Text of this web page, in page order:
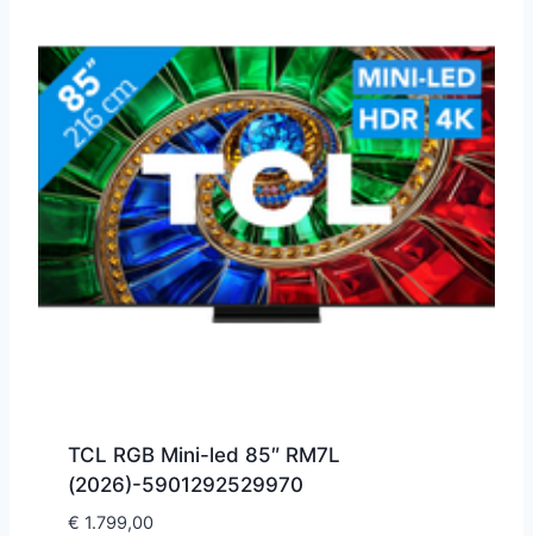
TCL RGB Mini-led 85″ RM7L
(2026)-5901292529970
€ 1.799,00